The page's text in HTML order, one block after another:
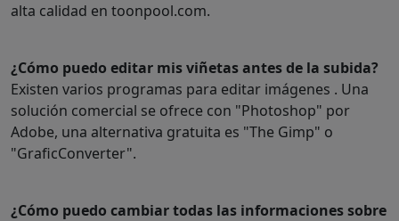
alta calidad en toonpool.com.
¿Cómo puedo editar mis viñetas antes de la subida?
Existen varios programas para editar imágenes . Una
solución comercial se ofrece con "Photoshop" por
Adobe, una alternativa gratuita es "The Gimp" o
"GraficConverter".
¿Cómo puedo cambiar todas las informaciones sobre